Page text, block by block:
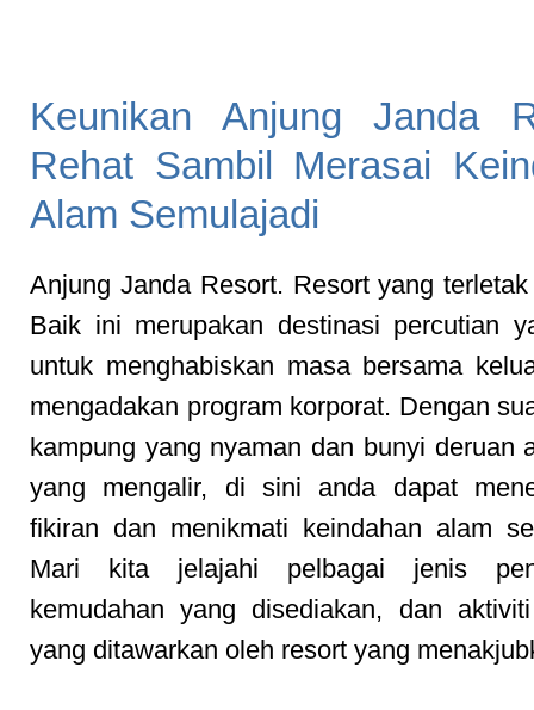
Keunikan Anjung Janda
Rehat Sambil Merasai
Alam Semulajadi
Anjung Janda Resort. Resort yang
Baik ini merupakan destinasi percutian
untuk menghabiskan masa bersama
mengadakan program korporat. Dengan
kampung yang nyaman dan bunyi deruan
yang mengalir, di sini anda dapat
fikiran dan menikmati keindahan alam
Mari kita jelajahi pelbagai jenis
kemudahan yang disediakan, dan
yang ditawarkan oleh resort yang